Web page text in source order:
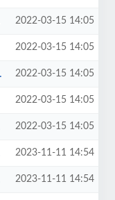
2022-03-15 14:05
2022-03-15 14:05
2022-03-15 14:05
2022-03-15 14:05
2022-03-15 14:05
2023-11-11 14:54
2023-11-11 14:54